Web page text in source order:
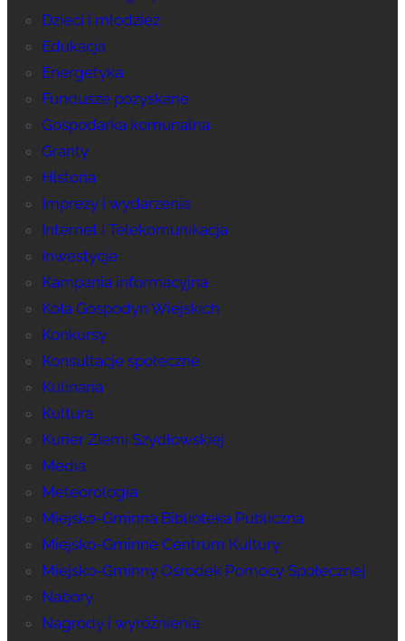
Dzieci i młodzież
Edukacja
Energetyka
Fundusze pozyskane
Gospodarka komunalna
Granty
Historia
Imprezy i wydarzenia
Internet i Telekomunikacja
Inwestycje
Kampania informacyjna
Koła Gospodyń Wiejskich
Konkursy
Konsultacje społeczne
Kulinaria
Kultura
Kurier Ziemi Szydłowskiej
Media
Meteorologia
Miejsko-Gminna Biblioteka Publiczna
Miejsko-Gminne Centrum Kultury
Miejsko-Gminny Ośrodek Pomocy Społecznej
Nabory
Nagrody i wyróżnienia